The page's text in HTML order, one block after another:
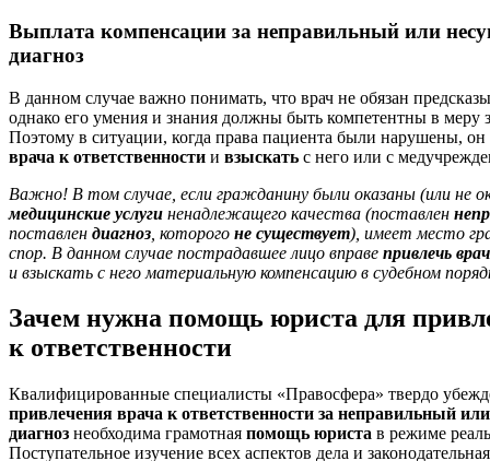
Выплата компенсации за неправильный или
диагноз
В данном случае важно понимать, что врач не обязан
однако его умения и знания должны быть компетентны в меру
Поэтому в ситуации, когда права пациента были нарушены,
врача к ответственности и взыскать с него или с
Важно! В том случае, если гражданину были оказаны (или не
медицинские услуги ненадлежащего качества (поставлен
поставлен диагноз , которого не существует), имеет место
спор. В данном случае пострадавшее лицо вправе привлечь
и взыскать с него материальную компенсацию в судебном
Зачем нужна помощь юриста для
к ответственности
Квалифицированные специалисты «Правосфера» твердо
привлечения врача к ответственности за неправильный
диагноз необходима грамотная помощь юриста в режиме
Поступательное изучение всех аспектов дела и